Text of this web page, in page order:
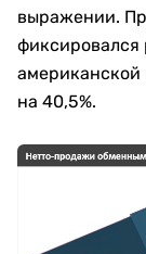
выражении.
фиксировался
на 40,5%.